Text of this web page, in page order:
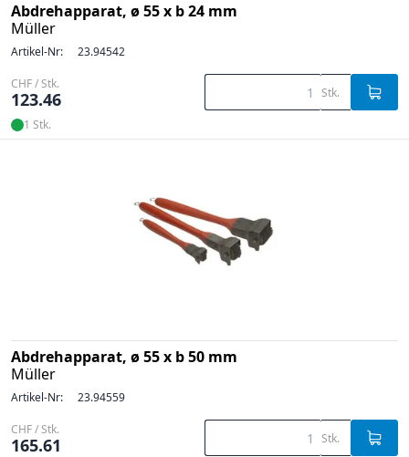
Abdrehapparat, ø 55 x b 24 mm
Müller
Artikel-Nr: 23.94542
CHF / Stk.
123.46 Stk.
1 Stk.
Abdrehapparat, ø 55 x b 50 mm
Müller
Artikel-Nr: 23.94559
CHF / Stk.
165.61 Stk.